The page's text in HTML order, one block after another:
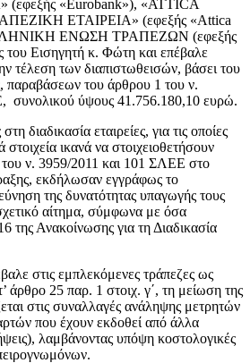
«Eurobank»), «ATTICA
ΕΤΑΙΡΕΙΑ» (εφεξής «Attica
ΕΝΩΣΗ ΤΡΑΠΕΖΩΝ (εφεξής
Εισηγητή κ. Φώτη και επέβαλε
τέλεση των διαπιστωθεισών, βάσει του
παραβάσεων του άρθρου 1 του ν.
συνολικού ύψους 41.756.180,10 ευρώ.
διαδικασία εταιρείες, για τις οποίες
ικανά να στοιχειοθετήσουν
ν. 3959/2011 και 101 ΣΛΕΕ στο
εκδήλωσαν εγγράφως το
της δυνατότητας υπαγωγής τους
αίτημα, σύμφωνα με όσα
της Ανακοίνωσης για τη Διαδικασία
στις εμπλεκόμενες τράπεζες ως
άρθρο 25 παρ. 1 στοιχ. γ΄, τη μείωση της
στις συναλλαγές ανάληψης μετρητών
που έχουν εκδοθεί από άλλα
λαμβάνοντας υπόψη κοστολογικές